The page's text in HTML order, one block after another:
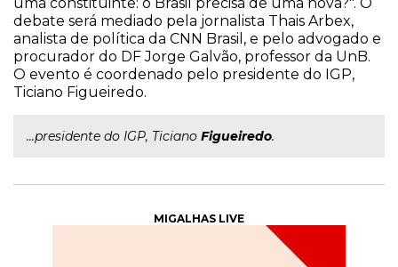
debate será mediado pela jornalista Thais Arbex,
analista de política da CNN Brasil, e pelo advogado e
procurador do DF Jorge Galvão, professor da UnB.
O evento é coordenado pelo presidente do IGP,
Ticiano Figueiredo.
...presidente do IGP, Ticiano Figueiredo.
MIGALHAS LIVE